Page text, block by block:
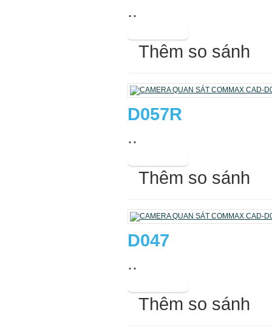
..
Thêm so sánh
D057R
..
Thêm so sánh
D047
..
Thêm so sánh